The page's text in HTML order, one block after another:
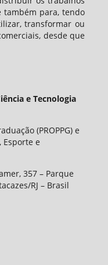
para, tendo
transformar ou
desde que
e Tecnologia
(PROPPG) e
Esporte e
357 – Parque
RJ – Brasil